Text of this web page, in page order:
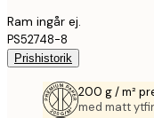
Ram ingår ej.
PS52748-8
Prishistorik
200 g / m²
med matt